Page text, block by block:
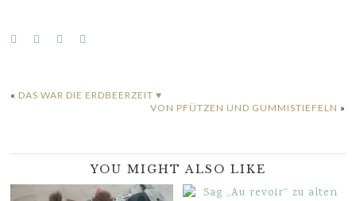
« DAS WAR DIE ERDBEERZEIT ♥
VON PFÜTZEN UND GUMMISTIEFELN »
YOU MIGHT ALSO LIKE